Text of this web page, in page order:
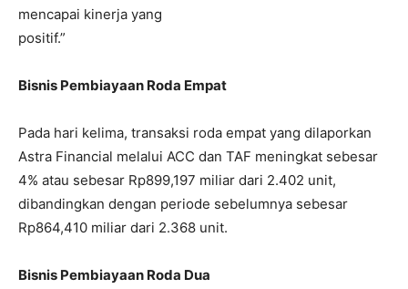
mencapai kinerja yang
positif.”
Bisnis Pembiayaan Roda Empat
Pada hari kelima, transaksi roda empat yang dilaporkan
Astra Financial melalui ACC dan TAF meningkat sebesar
4% atau sebesar Rp899,197 miliar dari 2.402 unit,
dibandingkan dengan periode sebelumnya sebesar
Rp864,410 miliar dari 2.368 unit.
Bisnis Pembiayaan Roda Dua